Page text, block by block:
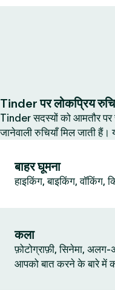
Tinder पर लोकप्रिय
Tinder सदस्यों को आमतौर
जानेवाली रुचियाँ मिल जाती हैं।
बाहर घूमना
हाइकिंग, बाइकिंग, वॉकिंग,
कला
फ़ोटोग्राफ़ी, सिनेमा,
आपको बात करने के बारे में